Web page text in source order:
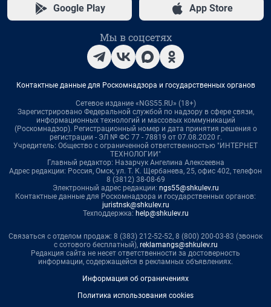
Google Play App Store
Мы в соцсетях
Контактные данные для Роскомнадзора и государственных органов
Сетевое издание «NGS55.RU» (18+)
Зарегистрировано Федеральной службой по надзору в сфере связи,
информационных технологий и массовых коммуникаций
(Роскомнадзор). Регистрационный номер и дата принятия решения о
регистрации - ЭЛ № ФС 77 - 78819 от 07.08.2020 г.
Учредитель: Общество с ограниченной ответственностью "ИНТЕРНЕТ
ТЕХНОЛОГИИ"
Главный редактор: Назарчук Ангелина Алексеевна
Адрес редакции: Россия, Омск, ул. Т. К. Щербанева, 25, офис 402, телефон
8 (3812) 38-08-69
Электронный адрес редакции: ngs55@shkulev.ru
Контактные данные для Роскомнадзора и государственных органов:
juristnsk@shkulev.ru
Техподдержка: help@shkulev.ru
Связаться с отделом продаж: 8 (383) 212-52-52, 8 (800) 200-03-83 (звонок
с сотового бесплатный), reklamangs@shkulev.ru
Редакция сайта не несет ответственности за достоверность
информации, содержащейся в рекламных объявлениях.
Информация об ограничениях
Политика использования cookies